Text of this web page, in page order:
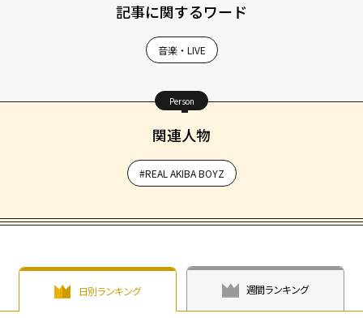
記事に関するワード
音楽・LIVE
Person
関連人物
#REAL AKIBA BOYZ
日別ランキング 週間ランキング